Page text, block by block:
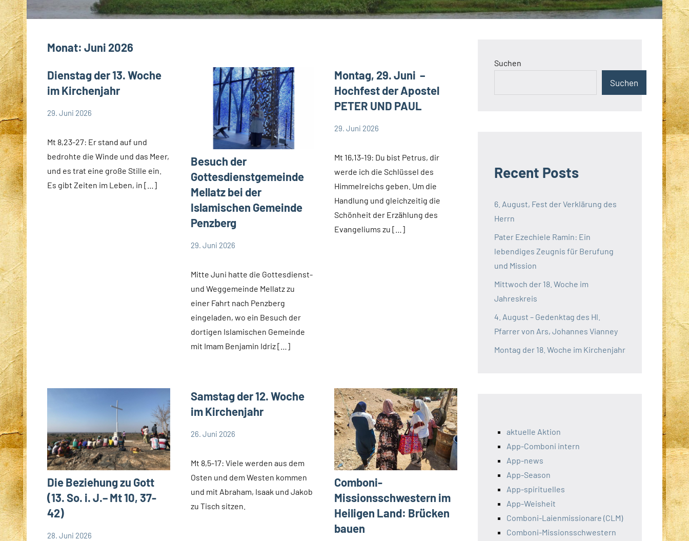
Monat: Juni 2026
Dienstag der 13. Woche
im Kirchenjahr
29. Juni 2026
Mt 8,23-27: Er stand auf und
bedrohte die Winde und das Meer,
und es trat eine große Stille ein.
Es gibt Zeiten im Leben, in […]
Besuch der
Gottesdienstgemeinde
Mellatz bei der
Islamischen Gemeinde
Penzberg
29. Juni 2026
Mitte Juni hatte die Gottesdienst-
und Weggemeinde Mellatz zu
einer Fahrt nach Penzberg
eingeladen, wo ein Besuch der
dortigen Islamischen Gemeinde
mit Imam Benjamin Idriz […]
Montag, 29. Juni –
Hochfest der Apostel
PETER UND PAUL
29. Juni 2026
Mt 16,13-19: Du bist Petrus, dir
werde ich die Schlüssel des
Himmelreichs geben. Um die
Handlung und gleichzeitig die
Schönheit der Erzählung des
Evangeliums zu […]
Die Beziehung zu Gott
(13. So. i. J.– Mt 10, 37-
42)
28. Juni 2026
Samstag der 12. Woche
im Kirchenjahr
26. Juni 2026
Mt 8,5-17: Viele werden aus dem
Osten und dem Westen kommen
und mit Abraham, Isaak und Jakob
zu Tisch sitzen.
Comboni-
Missionsschwestern im
Heiligen Land: Brücken
bauen
Suchen
Suchen
Recent Posts
6. August, Fest der Verklärung des
Herrn
Pater Ezechiele Ramin: Ein
lebendiges Zeugnis für Berufung
und Mission
Mittwoch der 18. Woche im
Jahreskreis
4. August – Gedenktag des Hl.
Pfarrer von Ars, Johannes Vianney
Montag der 18. Woche im Kirchenjahr
aktuelle Aktion
App-Comboni intern
App-news
App-Season
App-spirituelles
App-Weisheit
Comboni-Laienmissionare (CLM)
Comboni-Missionsschwestern